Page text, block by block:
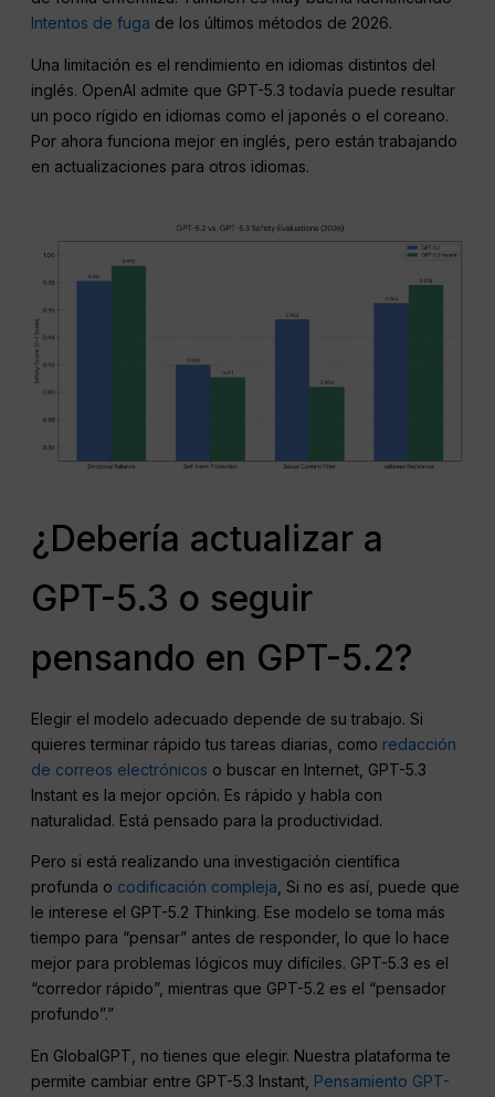
Intentos de fuga de los últimos métodos de 2026.
Una limitación es el rendimiento en idiomas distintos del
inglés. OpenAI admite que GPT-5.3 todavía puede resultar
un poco rígido en idiomas como el japonés o el coreano.
Por ahora funciona mejor en inglés, pero están trabajando
en actualizaciones para otros idiomas.
¿Debería actualizar a
GPT-5.3 o seguir
pensando en GPT-5.2?
Elegir el modelo adecuado depende de su trabajo. Si
quieres terminar rápido tus tareas diarias, como redacción
de correos electrónicos o buscar en Internet, GPT-5.3
Instant es la mejor opción. Es rápido y habla con
naturalidad. Está pensado para la productividad.
Pero si está realizando una investigación científica
profunda o codificación compleja , Si no es así, puede que
le interese el GPT-5.2 Thinking. Ese modelo se toma más
tiempo para “pensar” antes de responder, lo que lo hace
mejor para problemas lógicos muy difíciles. GPT-5.3 es el
“corredor rápido”, mientras que GPT-5.2 es el “pensador
profundo”.”
En GlobalGPT, no tienes que elegir. Nuestra plataforma te
permite cambiar entre GPT-5.3 Instant, Pensamiento GPT-